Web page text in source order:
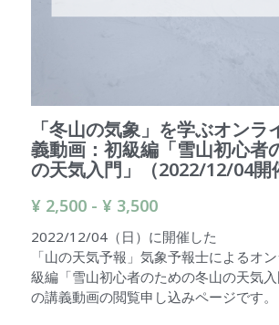
やまスク
「冬山の気象」を学ぶオンラ
義動画：初級編「雪山初心者
の天気入門」（2022/12/04開
¥ 2,500 - ¥ 3,500
2022/12/04（日）に開催した
「山の天気予報」気象予報士によるオ
級編「雪山初心者のための冬山の天気入
の講義動画の閲覧申し込みページです。